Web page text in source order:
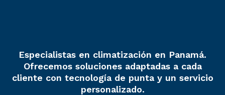
Especialistas en climatización en Panamá.
Ofrecemos soluciones adaptadas a cada
cliente con tecnología de punta y un servicio
personalizado.